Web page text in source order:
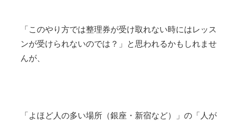
「このやり方では整理券が受け取れない時にはレッス
ンが受けられないのでは？」と思われるかもしれませ
んが、
「よほど人の多い場所（銀座・新宿など）」の「人が